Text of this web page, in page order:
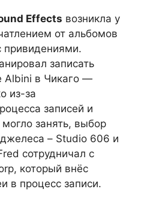
Effects возникла у
от альбомов
привидениями.
записать
Albini в Чикаго —
из-за
записей и
занять, выбор
– Studio 606 и
сотрудничал с
который внёс
в процесс записи.